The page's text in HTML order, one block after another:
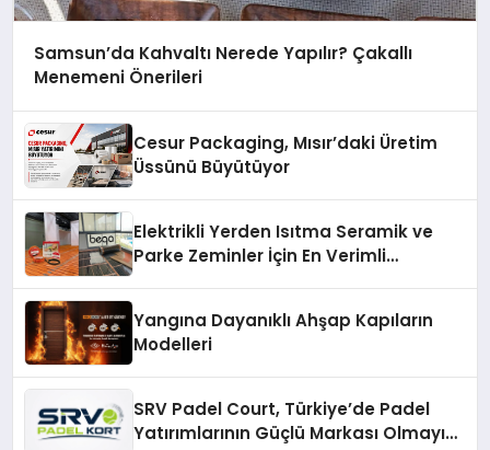
Samsun’da Kahvaltı Nerede Yapılır? Çakallı
Menemeni Önerileri
Cesur Packaging, Mısır’daki Üretim
Üssünü Büyütüyor
Elektrikli Yerden Isıtma Seramik ve
Parke Zeminler İçin En Verimli
Yangına Dayanıklı Ahşap Kapıların
Modelleri
SRV Padel Court, Türkiye’de Padel
Yatırımlarının Güçlü Markası Olmayı